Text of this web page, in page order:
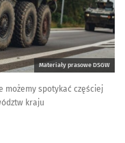
Materiały prasowe DSGW
możemy spotykać częściej
kraju